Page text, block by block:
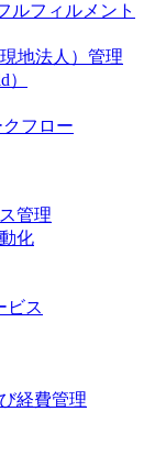
ルフィルメント
地法人）管理
）
フロー
管理
化
ビス
経費管理